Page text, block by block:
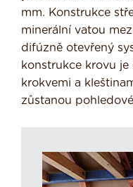
mm. Konstrukce
minerální vatou
difúzně otevřený
konstrukce krovu
krokvemi a
zůstanou